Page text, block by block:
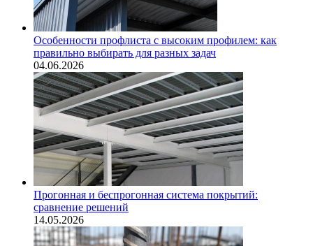
Особенности профлиста с высоким профилем: как
правильно выбирать для разных задач
04.06.2026
Прогонная и беспрогонная система покрытий:
сравнение решений
14.05.2026